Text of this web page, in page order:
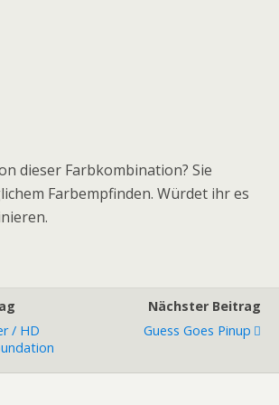
dieser Farbkombination? Sie
Farbempfinden. Würdet ihr es
/ HD
Nächster Beitrag
Guess Goes Pinup